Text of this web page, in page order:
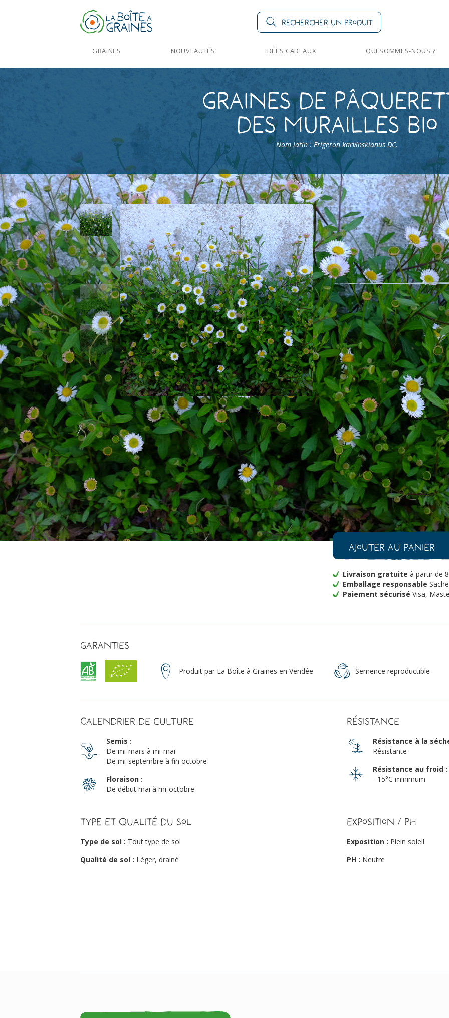
Rechercher un produit
GRAINES NOUVEAUTÉS IDÉES CADEAUX QUI SOMMES-NOUS ?
Graines de
des Murailles Bio
Nom latin : Erigeron karvinskianus DC.
Accueil > Produits > Graines Fleurs > Fleurs vivaces > Pâquerette des Murailles Bio
Pâquerette
Nom latin : Erigeron karvinskianus
Plante ornementale
Cette belle vivace aussi appelée
fleurs au cœur jaune présentent
période de floraison est longue de
régions).
Mellifère, elle est cultivée pour sa
jusqu’à -15°C). Elle apprécie les
prospère dans les rocailles.
Description détaillée
Conditionnement : 100 graines
Minimum de graines par sachet :
- 1 +
quantité
de
Pâquerette
des
Murailles
Bio
Je veux
Ajouter au panier
Livraison gratuite à partir de
Emballage responsable
Paiement sécurisé Visa,
Garanties
Produit par La Boîte à Graines en Vendée Semence reproductible
Calendrier de culture
Semis :
De mi-mars à mi-mai
De mi-septembre à fin octobre
Floraison :
De début mai à mi-octobre
Résistance
Résistance à la
Résistante
Résistance au froid :
- 15°C minimum
Type et qualité du sol
Type de sol : Tout type de sol
Qualité de sol : Léger, drainé
Exposition / PH
Exposition : Plein soleil
PH : Neutre